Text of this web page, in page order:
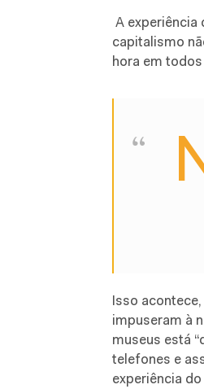
A experiência
capitalismo
hora em
Isso
impuseram à
museus está
telefones e
experiência